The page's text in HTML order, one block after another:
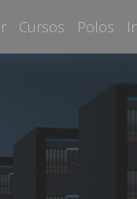
Cursos Polos